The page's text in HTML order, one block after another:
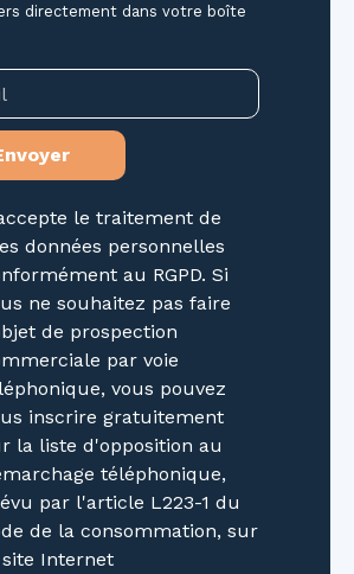
directement dans votre boîte
le traitement de
données personnelles
au RGPD. Si
ne souhaitez pas faire
de prospection
par voie
vous pouvez
inscrire gratuitement
la liste d'opposition au
téléphonique,
par l'article L223-1 du
de la consommation, sur
Internet